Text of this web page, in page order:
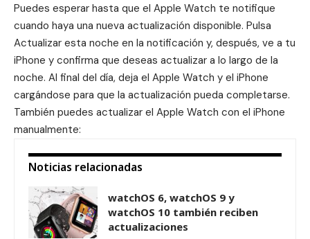
Puedes esperar hasta que el Apple Watch te notifique
cuando haya una nueva actualización disponible. Pulsa
Actualizar esta noche en la notificación y, después, ve a tu
iPhone y confirma que deseas actualizar a lo largo de la
noche. Al final del día, deja el Apple Watch y el iPhone
cargándose para que la actualización pueda completarse.
También puedes actualizar el Apple Watch con el iPhone
manualmente:
Noticias relacionadas
watchOS 6, watchOS 9 y
watchOS 10 también reciben
actualizaciones